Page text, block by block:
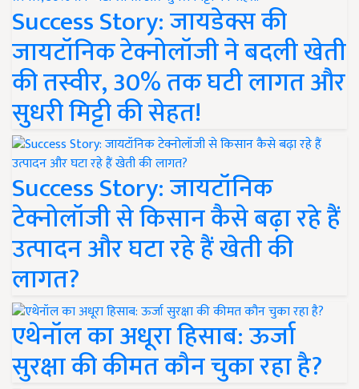
Success Story: जायडेक्स की
जायटॉनिक टेक्नोलॉजी ने बदली खेती
की तस्वीर, 30% तक घटी लागत और
सुधरी मिट्टी की सेहत!
Success Story: जायटॉनिक
टेक्नोलॉजी से किसान कैसे बढ़ा रहे हैं
उत्पादन और घटा रहे हैं खेती की
लागत?
एथेनॉल का अधूरा हिसाब: ऊर्जा
सुरक्षा की कीमत कौन चुका रहा है?